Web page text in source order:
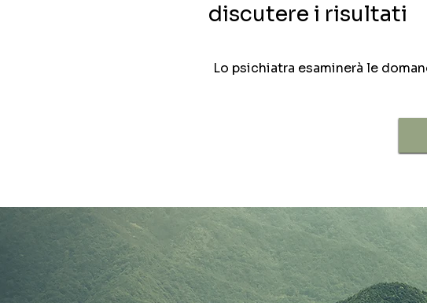
discutere i risultati
Lo psichiatra esaminerà le